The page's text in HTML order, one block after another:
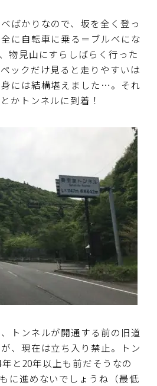
ばかりなので、坂を全く登っ
に自転車に乗る＝ブルベにな
物見山にすらしばらく行った
ックだけ見ると走りやすいは
には結構堪えました…。それ
かトンネルに到着！
トンネルが開通する前の旧道
、現在は立ち入り禁止。トン
と20年以上も前だそうなの
に進めないでしょうね（最低